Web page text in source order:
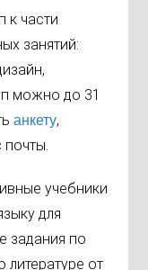
к части
занятий:
можно до 31
анкету,
почты.
учебники
для
задания по
литературе от